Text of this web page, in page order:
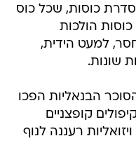
כוסות, שכל כוס
הולכות
למעט הידית,
שונות.
הבנאליות הפכו
קופצניים
רעננה לנוף